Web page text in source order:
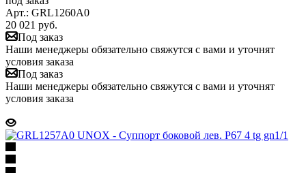
Арт.: GRL1260A0
20 021 руб.
Под заказ
Наши менеджеры обязательно свяжутся с вами и уточнят
условия заказа
Под заказ
Наши менеджеры обязательно свяжутся с вами и уточнят
условия заказа